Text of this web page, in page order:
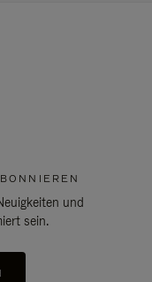
und
sein.